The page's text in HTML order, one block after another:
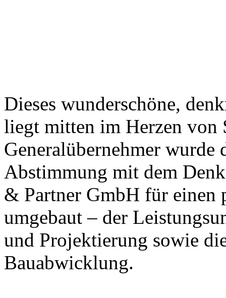
Dieses wunderschöne,
liegt mitten im Herzen von
Generalübernehmer wurde
Abstimmung mit dem
& Partner GmbH für einen
umgebaut – der
und Projektierung sowie
Bauabwicklung.